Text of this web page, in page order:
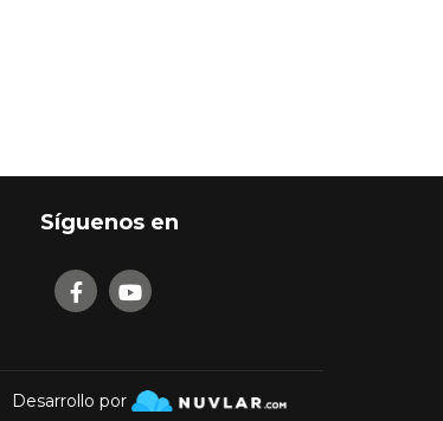
Síguenos en
Desarrollo por